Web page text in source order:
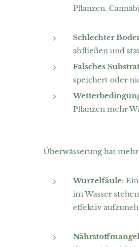
Pflanzen.
Schlechter
abfließen und
Falsches
speichert oder
Pflanzen mehr
Überwässerung hat
Wurzelfäule:
im Wasser
effektiv
Nährstoffmangel